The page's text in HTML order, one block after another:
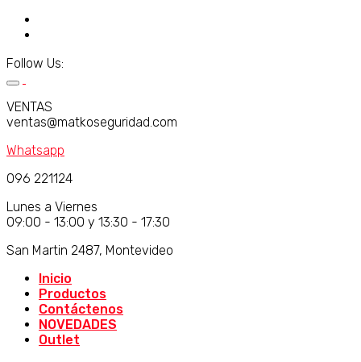
Follow Us:
VENTAS
ventas@matkoseguridad.com
Whatsapp
096 221124
Lunes a Viernes
09:00 - 13:00 y 13:30 - 17:30
San Martin 2487, Montevideo
Inicio
Productos
Contáctenos
NOVEDADES
Outlet